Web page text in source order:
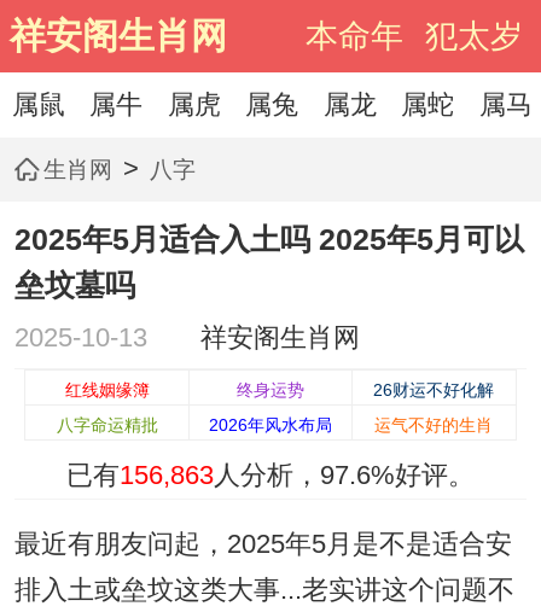
祥安阁生肖网 本命年 犯太岁
属鼠 属牛 属虎 属兔 属龙 属蛇 属马
生肖网 > 八字
2025年5月适合入土吗 2025年5月可以
垒坟墓吗
2025-10-13 祥安阁生肖网
红线姻缘簿 终身运势
26财运不好化解
八字命运精批
2026年风水布局 运气不好的生肖
已有156,863人分析， 97.6%好评。
最近有朋友问起，2025年5月是不是适合安
排入土或垒坟这类大事...老实讲这个问题不